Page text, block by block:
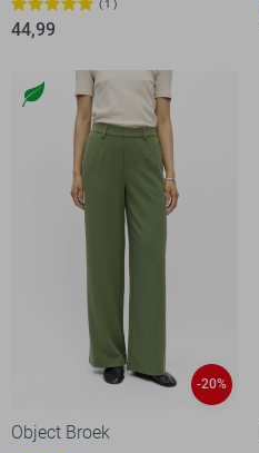
1
44,99
-20%
Object Broek